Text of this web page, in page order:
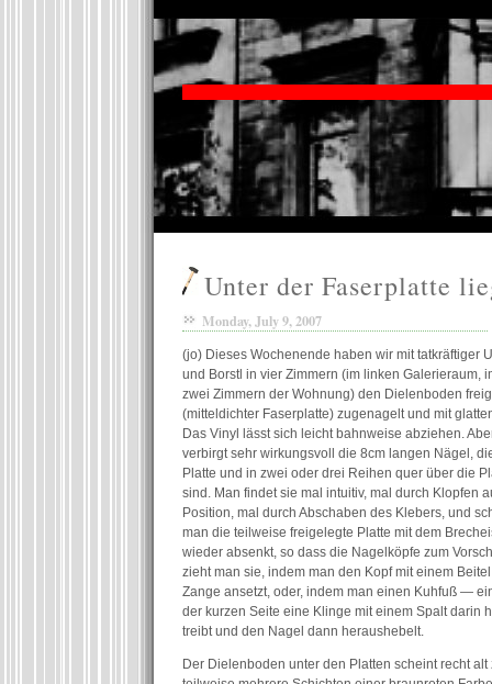
Unter der Faserplatte
Monday, July 9, 2007
(jo) Dieses Wochenende haben wir mit tatkräftiger
und Borstl in vier Zimmern (im linken Galerieraum,
zwei Zimmern der Wohnung) den Dielenboden
(mitteldichter Faserplatte) zugenagelt und mit
Das Vinyl lässt sich leicht bahnweise abziehen.
verbirgt sehr wirkungsvoll die 8cm langen Nägel,
Platte und in zwei oder drei Reihen quer über die
sind. Man findet sie mal intuitiv, mal durch Klopfen
Position, mal durch Abschaben des Klebers, und
man die teilweise freigelegte Platte mit dem
wieder absenkt, so dass die Nagelköpfe zum
zieht man sie, indem man den Kopf mit einem
Zange ansetzt, oder, indem man einen Kuhfuß —
der kurzen Seite eine Klinge mit einem Spalt darin
treibt und den Nagel dann heraushebelt.
Der Dielenboden unter den Platten scheint recht alt